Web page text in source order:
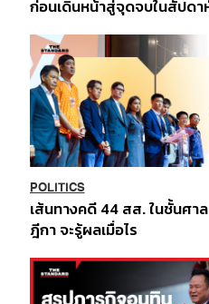
ก่อนเดินหน้าสู่จุดจบในสัปดา
POLITICS
เส้นทางคดี 44 สส. ในชั้นศาล
ฎีกา จะรู้ผลเมื่อไร